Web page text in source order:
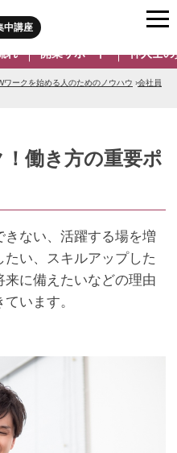
中講座
れ 開業サポート 仲人士の
ワークを始める人のためのノウハウ ›会社員
働き方の重要ポ
ない、活躍する場を増
い、スキルアップした
に備えたいなどの理由
います。